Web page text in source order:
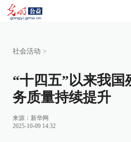
社会活动 >
“十四五”以来我国
务质量持续提升
来源： 新华网
2025-10-09 14:32